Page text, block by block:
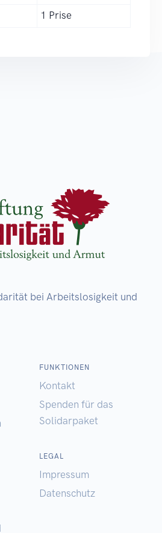
1 Prise
bei Arbeitslosigkeit und
FUNKTIONEN
Kontakt
Spenden für das
Solidarpaket
LEGAL
Impressum
Datenschutz